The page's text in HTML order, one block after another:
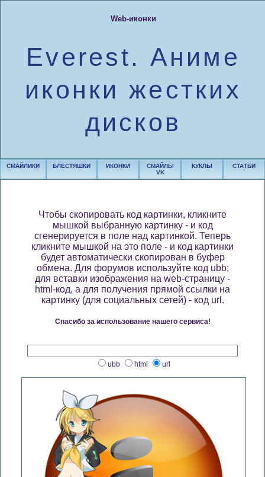
Web-иконки
Everest. Аниме
иконки жестких
дисков
СМАЙЛИКИ БЛЕСТЯШКИ ИКОНКИ
СМАЙЛЫ
VK
КУКЛЫ СТАТЬИ
Чтобы скопировать код картинки, кликните
мышкой выбранную картинку - и код
сгенерируется в поле над картинкой. Теперь
кликните мышкой на это поле - и код картинки
будет автоматически скопирован в буфер
обмена. Для форумов используйте код ubb;
для вставки изображения на web-страницу -
html-код, а для получения прямой ссылки на
картинку (для социальных сетей) - код url.
Спасибо за использование нашего сервиса!
ubb html url